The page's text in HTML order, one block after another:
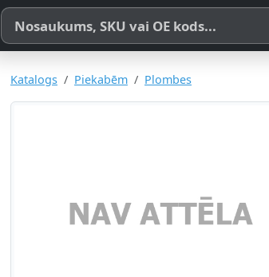
Meklēt pēc produkta nosaukuma, SKU vai OE koda
Katalogs Piekabēm Plombes